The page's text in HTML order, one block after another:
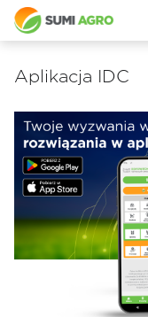
Aplikacja IDC